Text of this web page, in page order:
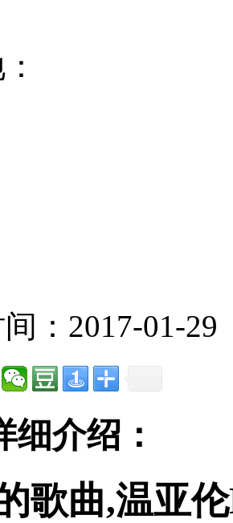
：2017-01-29
细介绍：
歌曲,温亚